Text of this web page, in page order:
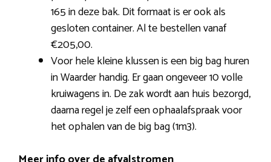
165 in deze bak. Dit formaat is er ook als
gesloten container. Al te bestellen vanaf
€205,00.
Voor hele kleine klussen is een big bag huren
in Waarder handig. Er gaan ongeveer 10 volle
kruiwagens in. De zak wordt aan huis bezorgd,
daarna regel je zelf een ophaalafspraak voor
het ophalen van de big bag (1m3).